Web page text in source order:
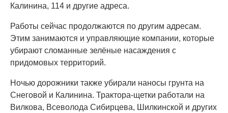
Калинина, 114 и другие адреса.
Работы сейчас продолжаются по другим адресам.
Этим занимаются и управляющие компании, которые
убирают сломанные зелёные насаждения с
придомовых территорий.
Ночью дорожники также убирали наносы грунта на
Снеговой и Калинина. Трактора-щетки работали на
Вилкова, Всеволода Сибирцева, Шилкинской и других